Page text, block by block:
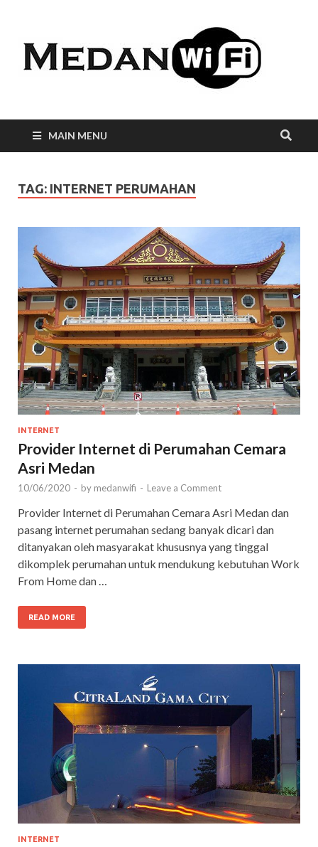
MAIN MENU
TAG: INTERNET PERUMAHAN
INTERNET
Provider Internet di Perumahan Cemara
Asri Medan
10/06/2020 - by medanwifi - Leave a Comment
Provider Internet di Perumahan Cemara Asri Medan dan
pasang internet perumahan sedang banyak dicari dan
ditanyakan oleh masyarakat khususnya yang tinggal
dikomplek perumahan untuk mendukung kebutuhan Work
From Home dan …
READ MORE
INTERNET